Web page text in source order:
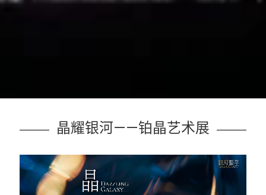
晶耀银河——铂晶艺术展